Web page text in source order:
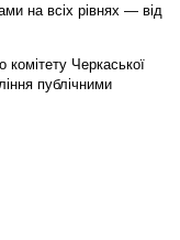
на всіх рівнях — від
комітету Черкаської
публічними